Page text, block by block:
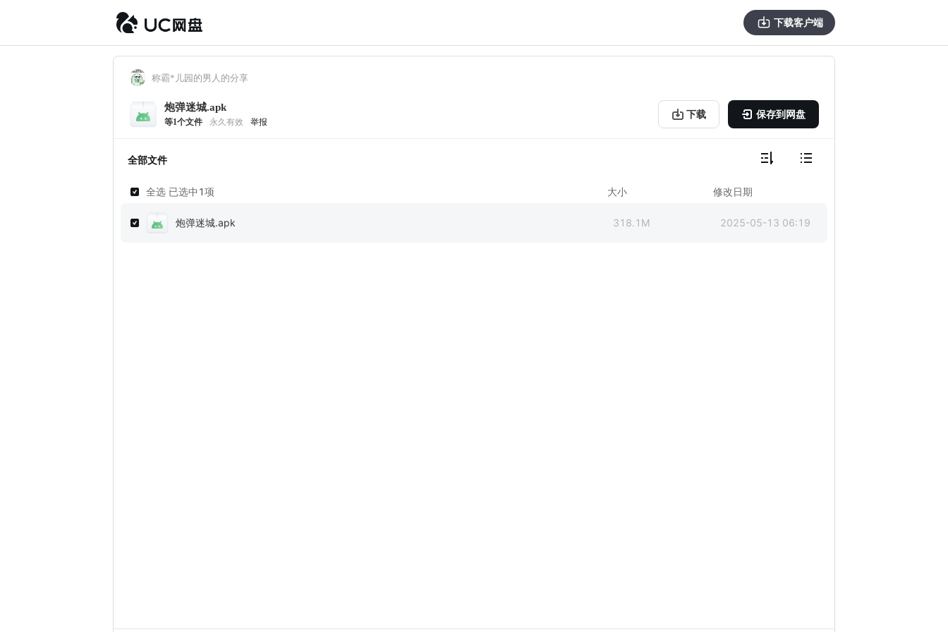
下载客户端
称霸*儿园的男人的分享
炮弹迷城.apk
等1个文件 永久有效 举报
下载 保存到网盘
全部文件
全选 已选中 1项 大小 修改日期
炮弹迷城.apk 318.1M 2025-05-13 06:19